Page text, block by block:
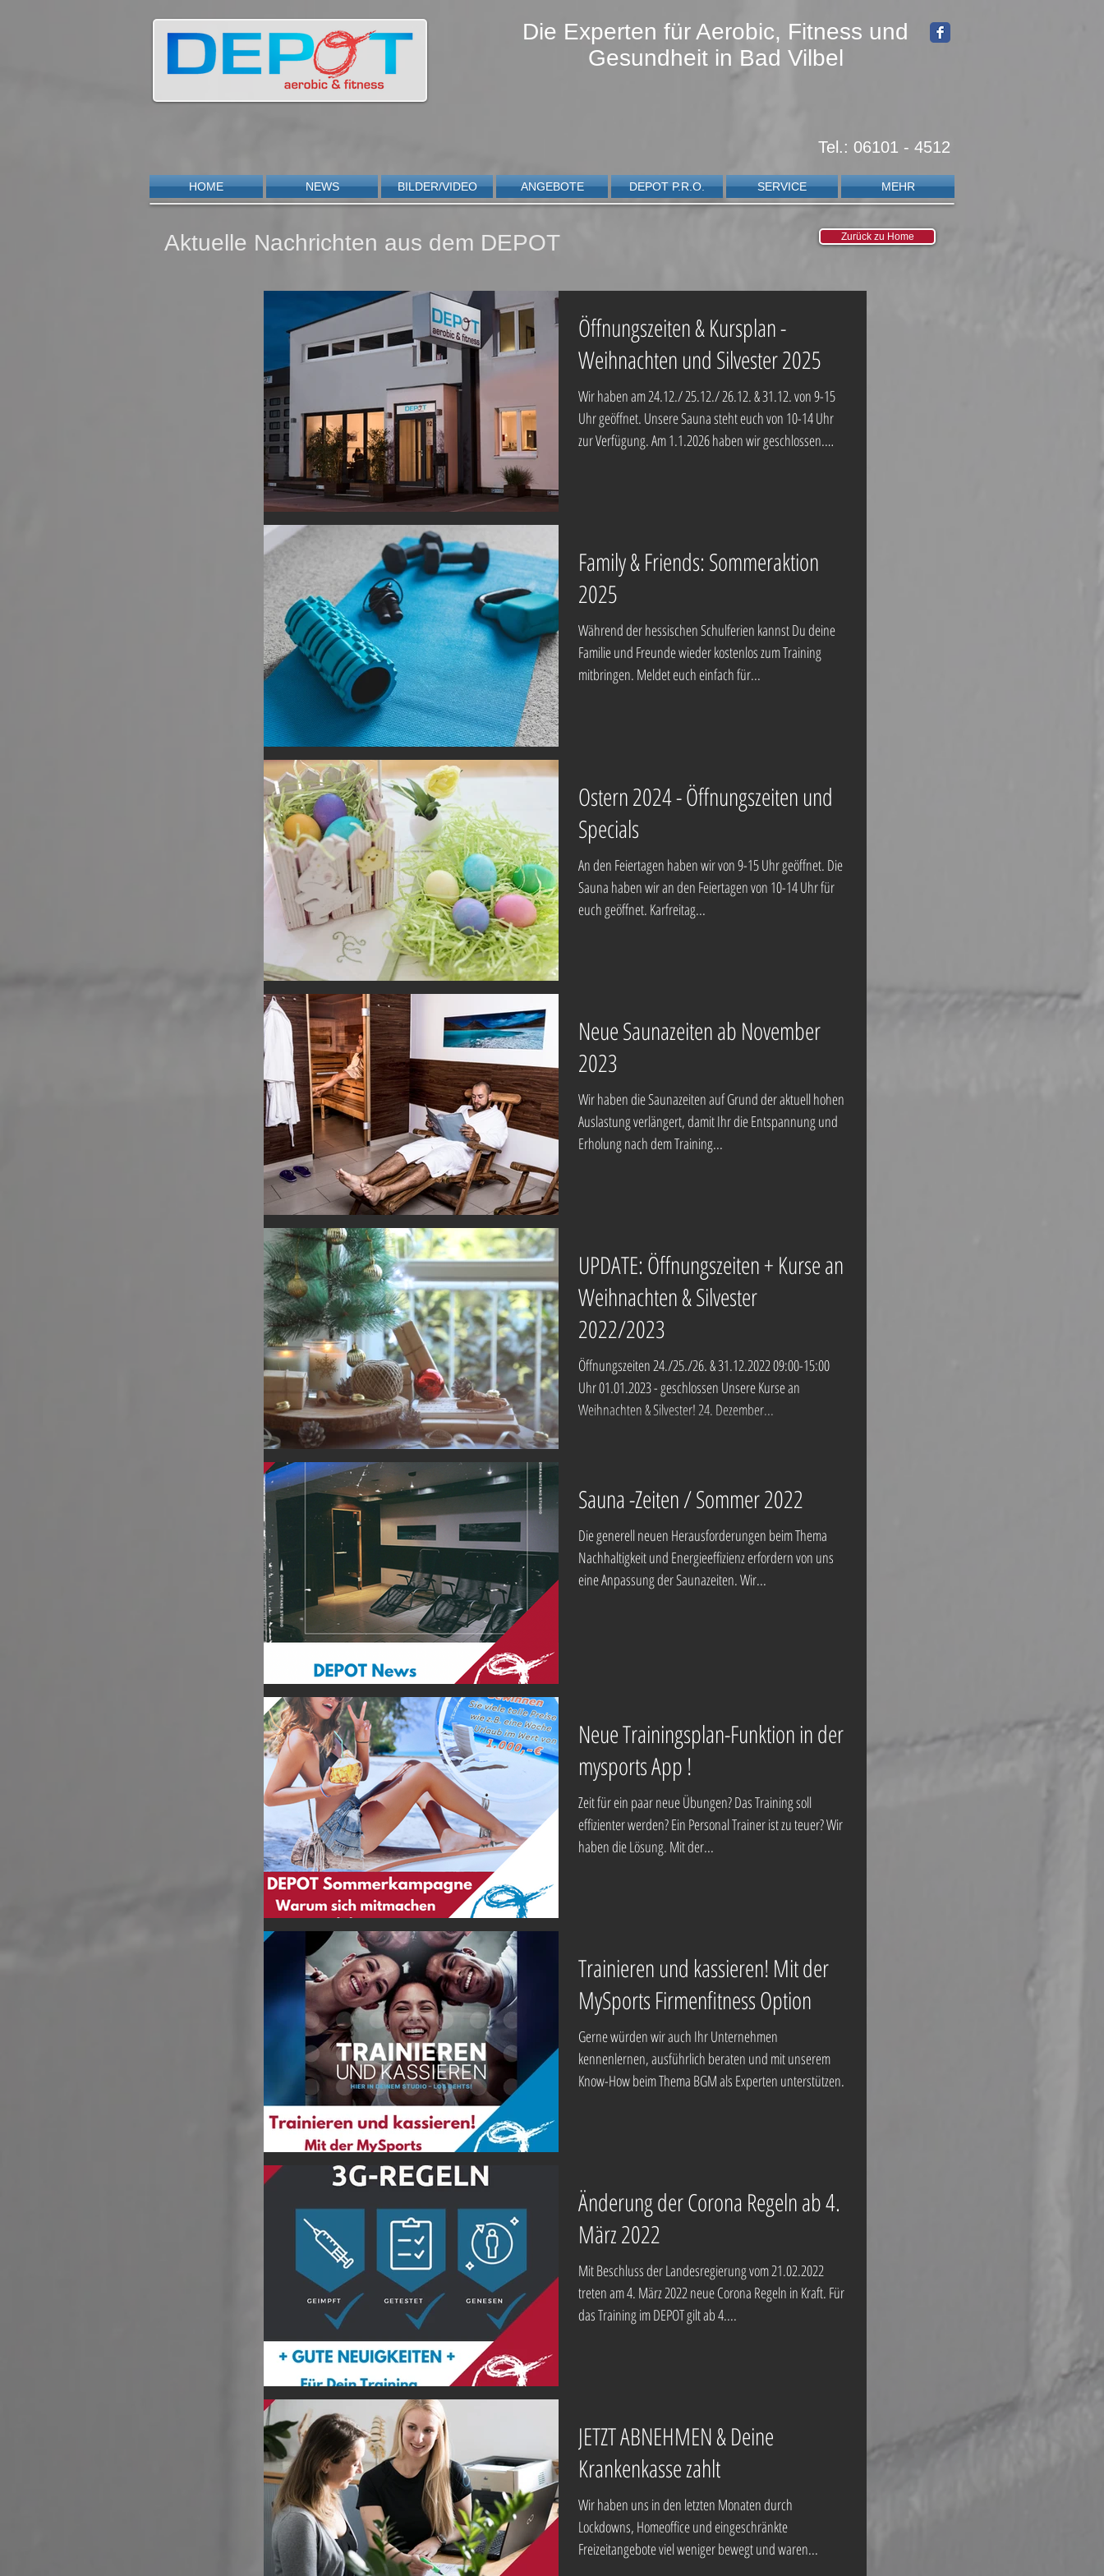
Die Experten für Aerobic, Fitness und
Gesundheit in Bad Vilbel
Tel.: 06101 - 4512
HOME NEWS BILDER/VIDEO ANGEBOTE DEPOT P.R.O. SERVICE MEHR
Aktuelle Nachrichten aus dem DEPOT Zurück zu Home
Öffnungszeiten & Kursplan -
Weihnachten und Silvester 2025
Wir haben am 24.12./ 25.12./ 26.12. & 31.12. von 9-15
Uhr geöffnet. Unsere Sauna steht euch von 10-14 Uhr
zur Verfügung. Am 1.1.2026 haben wir geschlossen.
Mix mit Christel 11-12 Uhr Body Pump mit Christel
Mittwoch, 31.12.25 10.00-10.55 Uhr Body Pump mit
Desiree 11
Family & Friends: Sommeraktion
2025
Während der hessischen Schulferien kannst Du deine
Familie und Freunde wieder kostenlos zum Training
mitbringen. Meldet euch einfach für...
Ostern 2024 - Öffnungszeiten und
Specials
An den Feiertagen haben wir von 9-15 Uhr geöffnet. Die
Sauna haben wir an den Feiertagen von 10-14 Uhr für
euch geöffnet. Karfreitag...
Neue Saunazeiten ab November
2023
Wir haben die Saunazeiten auf Grund der aktuell hohen
Auslastung verlängert, damit Ihr die Entspannung und
Erholung nach dem Training...
UPDATE: Öffnungszeiten + Kurse an
Weihnachten & Silvester
2022/2023
Öffnungszeiten 24./25./26. & 31.12.2022 09:00-15:00
Uhr 01.01.2023 - geschlossen Unsere Kurse an
Weihnachten & Silvester! 24. Dezember...
Sauna -Zeiten / Sommer 2022
Die generell neuen Herausforderungen beim Thema
Nachhaltigkeit und Energieeffizienz erfordern von uns
eine Anpassung der Saunazeiten. Wir...
Neue Trainingsplan-Funktion in der
mysports App !
Zeit für ein paar neue Übungen? Das Training soll
effizienter werden? Ein Personal Trainer ist zu teuer? Wir
haben die Lösung. Mit der...
Trainieren und kassieren! Mit der
MySports Firmenfitness Option
Gerne würden wir auch Ihr Unternehmen
kennenlernen, ausführlich beraten und mit unserem
Know-How beim Thema BGM als Experten unterstützen.
Änderung der Corona Regeln ab 4.
März 2022
Mit Beschluss der Landesregierung vom 21.02.2022
treten am 4. März 2022 neue Corona Regeln in Kraft. Für
das Training im DEPOT gilt ab 4....
JETZT ABNEHMEN & Deine
Krankenkasse zahlt
Wir haben uns in den letzten Monaten durch
Lockdowns, Homeoffice und eingeschränkte
Freizeitangebote viel weniger bewegt und waren...